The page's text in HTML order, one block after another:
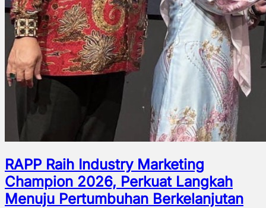
RAPP Raih Industry Marketing
Champion 2026, Perkuat Langkah
Menuju Pertumbuhan Berkelanjutan